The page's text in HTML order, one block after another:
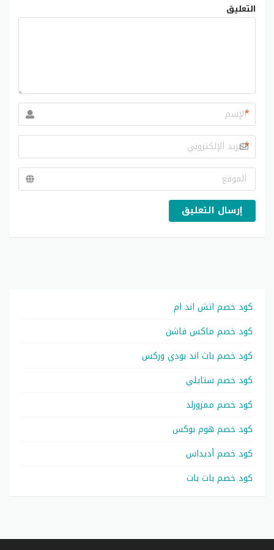
التعليق
*
*
إرسال التعليق
كود خصم اتش اند ام
كود خصم ماكس فاشن
كود خصم باث اند بودي وركس
كود خصم ستايلي
كود خصم ممزورلد
كود خصم هوم بوكس
كود خصم أديداس
كود خصم بات بات